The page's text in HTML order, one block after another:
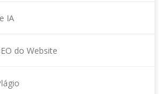
IA
do Website